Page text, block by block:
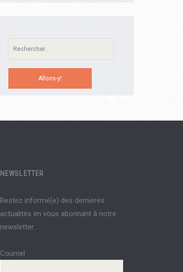
Recherche:
NEWSLETTER
Restez informé(e) des dernières
actualités en vous abonnant à notre
newsletter.
Courriel